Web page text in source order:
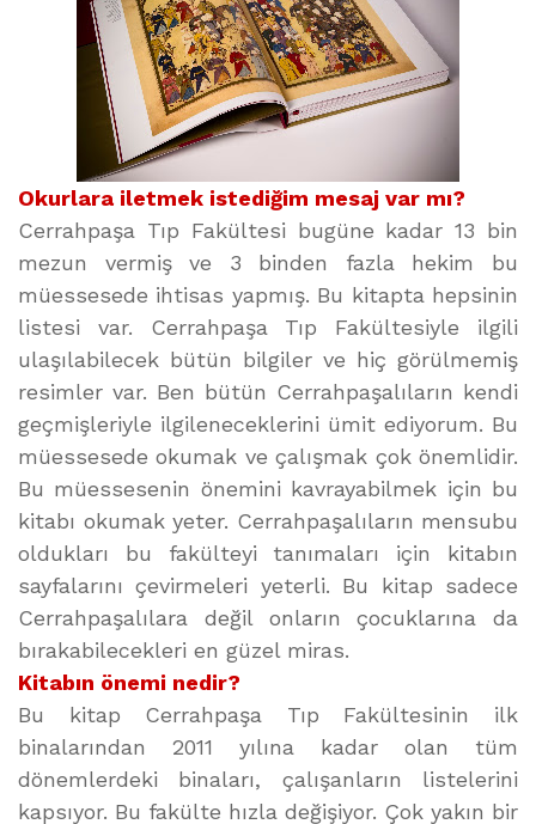
Okurlara iletmek istediğim mesaj var mı?
Cerrahpaşa Tıp Fakültesi bugüne kadar 13 bin
mezun vermiş ve 3 binden fazla hekim bu
müessesede ihtisas yapmış. Bu kitapta hepsinin
listesi var. Cerrahpaşa Tıp Fakültesiyle ilgili
ulaşılabilecek bütün bilgiler ve hiç görülmemiş
resimler var. Ben bütün Cerrahpaşalıların kendi
geçmişleriyle ilgileneceklerini ümit ediyorum. Bu
müessesede okumak ve çalışmak çok önemlidir.
Bu müessesenin önemini kavrayabilmek için bu
kitabı okumak yeter. Cerrahpaşalıların mensubu
oldukları bu fakülteyi tanımaları için kitabın
sayfalarını çevirmeleri yeterli. Bu kitap sadece
Cerrahpaşalılara değil onların çocuklarına da
bırakabilecekleri en güzel miras.
Kitabın önemi nedir?
Bu kitap Cerrahpaşa Tıp Fakültesinin ilk
binalarından 2011 yılına kadar olan tüm
dönemlerdeki binaları, çalışanların listelerini
kapsıyor. Bu fakülte hızla değişiyor. Çok yakın bir